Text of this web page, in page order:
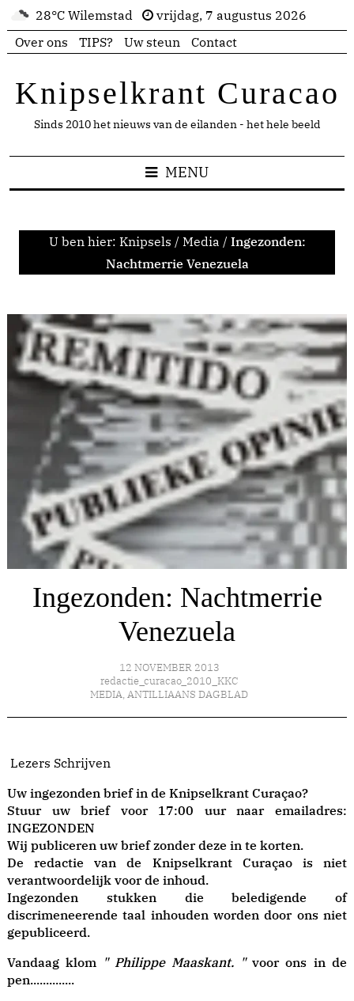
28°C Wilemstad
vrijdag, 7 augustus 2026
Over ons
TIPS? Uw steun Contact
Knipselkrant Curacao
Sinds 2010 het nieuws van de eilanden - het hele beeld
MENU
U ben hier: Knipsels / Media / Ingezonden:
Nachtmerrie Venezuela
Ingezonden: Nachtmerrie
Venezuela
12 NOVEMBER 2013
redactie_curacao_2010_KKC
MEDIA, ANTILLIAANS DAGBLAD
Lezers Schrijven
Uw ingezonden brief in de Knipselkrant Curaçao?
Stuur uw brief voor 17:00 uur naar emailadres:
INGEZONDEN
Wij publiceren uw brief zonder deze in te korten.
De redactie van de Knipselkrant Curaçao is niet
verantwoordelijk voor de inhoud.
Ingezonden stukken die beledigende of
discrimeneerende taal inhouden worden door ons niet
gepubliceerd.
Vandaag klom " Philippe Maaskant. " voor ons in de
pen..............